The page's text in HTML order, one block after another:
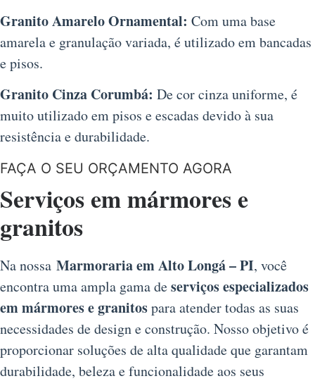
Granito Amarelo Ornamental: Com uma base
amarela e granulação variada, é utilizado em bancadas
e pisos.
Granito Cinza Corumbá: De cor cinza uniforme, é
muito utilizado em pisos e escadas devido à sua
resistência e durabilidade.
FAÇA O SEU ORÇAMENTO AGORA
Serviços em mármores e
granitos
Na nossa Marmoraria em Alto Longá – PI, você
encontra uma ampla gama deserviços especializados
em mármores e granitospara atender todas as suas
necessidades de design e construção. Nosso objetivo é
proporcionar soluções de alta qualidade que garantam
durabilidade, beleza e funcionalidade aos seus